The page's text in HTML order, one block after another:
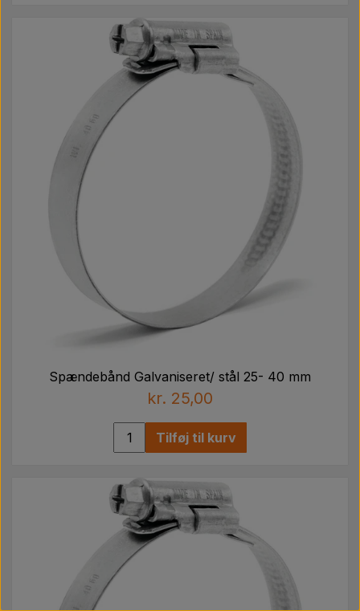
Spændebånd Galvaniseret/ stål 25- 40 mm
kr. 25,00
Tilføj til kurv